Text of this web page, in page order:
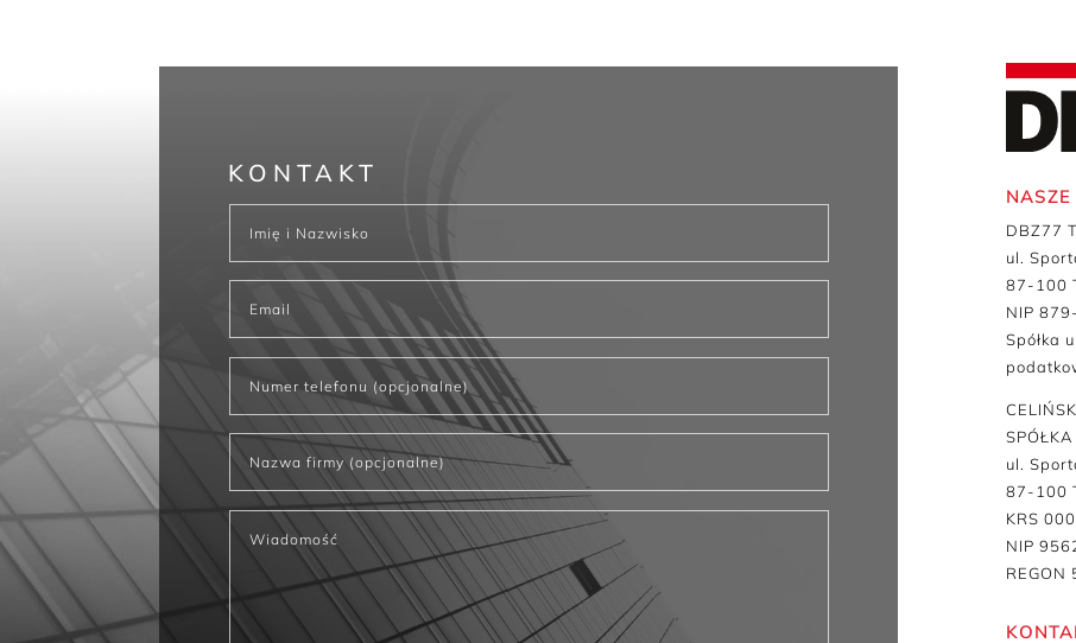
KONTAKT
DBZ77
ul.
87-100
NIP
Spółka
ul.
87-100
KRS
NIP